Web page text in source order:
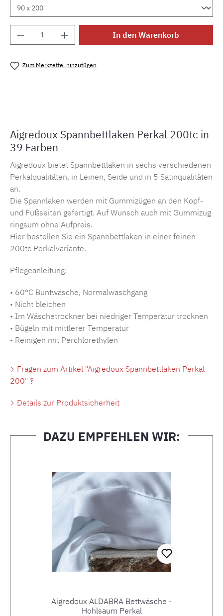
Produkt Anzahl: Gib den gewünschten
In den Warenkorb
Zum Merkzettel hinzufügen
Aigredoux Spannbettlaken Perkal 200tc in
39 Farben
Aigredoux bietet Spannbettlaken in sechs verschiedenen
Perkalqualitäten, in Leinen, Seide und in 5 Satinqualitäten
an.
Die Spannlaken werden mit Gummizügen an den Kopf-
und Fußseiten gefertigt. Auf Wunsch auch mit Gummizug
ringsum ohne Aufpreis.
Hier bestellen Sie ein Spannbettlaken in einer feinen
200tc Perkalvariante.
Pflegeanleitung:
• 60°C Buntwäsche, Normalwaschgang
• Nicht bleichen
• Im Wäschetrockner bei niedriger Temperatur trocknen
• Bügeln mit mittlerer Temperatur
• Reinigen mit Perchlorethylen
Fragen zum Artikel "Aigredoux Spannbettlaken Perkal
200" ?
Details zur Produktsicherheit
DAZU EMPFEHLEN WIR:
Aigredoux ALDABRA Bettwäsche -
Hohlsaum Perkal